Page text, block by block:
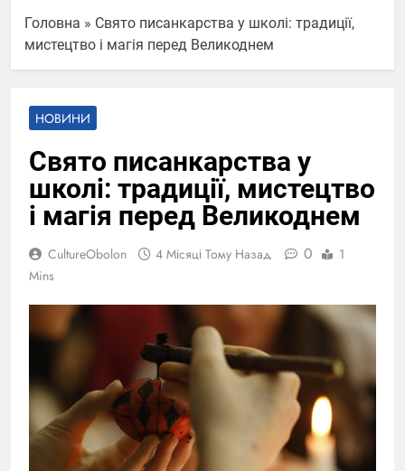
Головна » Свято писанкарства у школі: традиції,
мистецтво і магія перед Великоднем
НОВИНИ
Свято писанкарства у
школі: традиції, мистецтво
і магія перед Великоднем
CultureObolon 4 Місяці Тому Назад 0
1
Mins